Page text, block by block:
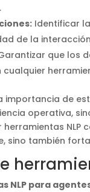
Identificar
de la
que los
importancia de
operativa,
sino también
NLP para